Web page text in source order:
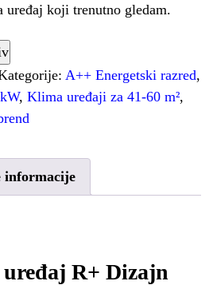
uređaj koji trenutno gledam.
A++ Energetski razred,
, Klima uređaji za 41-60 m²,
informacije
R+ Dizajn